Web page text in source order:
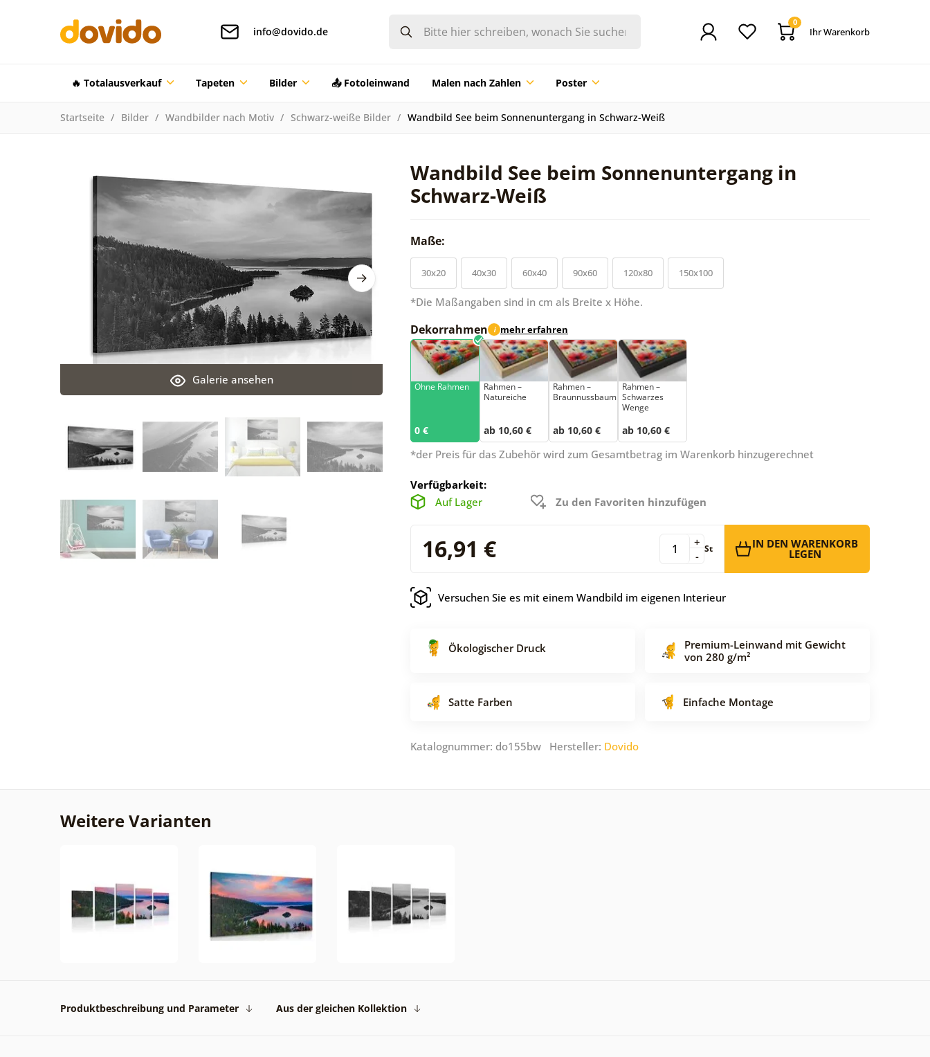
info@dovido.de
0
Ihr Warenkorb
🔥 Totalausverkauf Tapeten Bilder 📤 Fotoleinwand Malen nach Zahlen Poster
Startseite Bilder Wandbilder nach Motiv Schwarz-weiße Bilder Wandbild See beim Sonnenuntergang in Schwarz-Weiß
Wandbild See beim Sonnenuntergang in
Schwarz-Weiß
Galerie ansehen
Maße:
30x20 40x30 60x40 90x60 120x80 150x100
*Die Maßangaben sind in cm als Breite x Höhe.
Dekorrahmen i mehr erfahren
Ohne Rahmen
0 €
Rahmen –
Natureiche
ab 10,60 €
Rahmen –
Braunnussbaum
ab 10,60 €
Rahmen –
Schwarzes
Wenge
ab 10,60 €
*der Preis für das Zubehör wird zum Gesamtbetrag im Warenkorb hinzugerechnet
Verfügbarkeit:
Auf Lager
Zu den Favoriten hinzufügen
16,91 € -
+ St IN DEN WARENKORB
LEGEN
Versuchen Sie es mit einem Wandbild im eigenen Interieur
Ökologischer Druck
Premium-Leinwand mit Gewicht
von 280 g/m²
Satte Farben Einfache Montage
Katalognummer: do155bw Hersteller: Dovido
Weitere Varianten
Produktbeschreibung und Parameter Aus der gleichen Kollektion